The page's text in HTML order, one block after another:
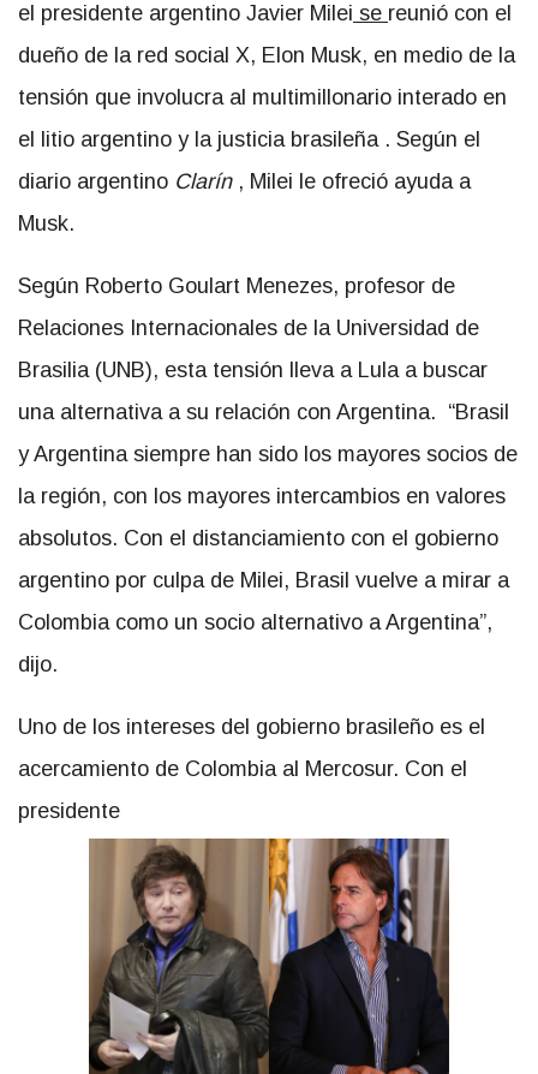
el presidente argentino Javier Milei se reunió con el
dueño de la red social X, Elon Musk, en medio de la
tensión que involucra al multimillonario interado en
el litio argentino y la justicia brasileña . Según el
diario argentino Clarín, Milei le ofreció ayuda a
Musk.
Según Roberto Goulart Menezes, profesor de
Relaciones Internacionales de la Universidad de
Brasilia (UNB), esta tensión lleva a Lula a buscar
una alternativa a su relación con Argentina. “Brasil
y Argentina siempre han sido los mayores socios de
la región, con los mayores intercambios en valores
absolutos. Con el distanciamiento con el gobierno
argentino por culpa de Milei, Brasil vuelve a mirar a
Colombia como un socio alternativo a Argentina”,
dijo.
Uno de los intereses del gobierno brasileño es el
acercamiento de Colombia al Mercosur. Con el
presidente